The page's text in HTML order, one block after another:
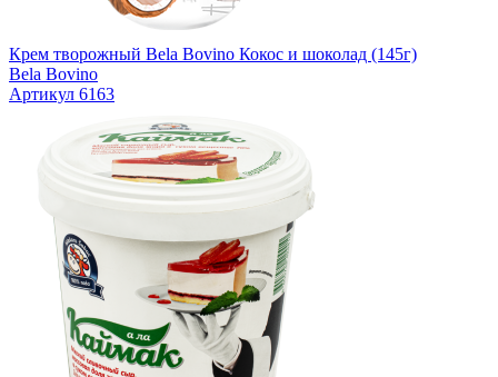
Крем творожный Bela Bovino Кокос и шоколад (145г)
Bela Bovino
Артикул 6163